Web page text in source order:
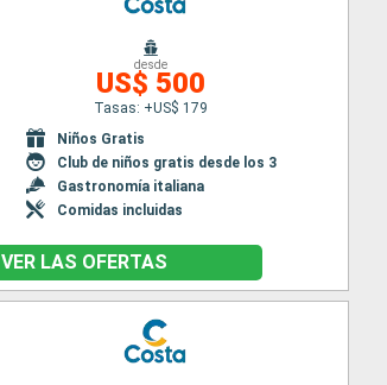
desde
US$ 500
Tasas: +US$ 179
Niños Gratis
Club de niños gratis desde los 3
Gastronomía italiana
Comidas incluidas
VER LAS OFERTAS